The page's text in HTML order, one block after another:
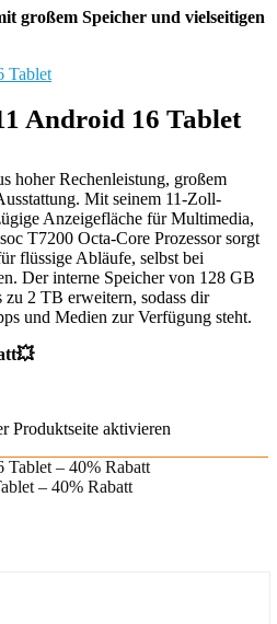
großem Speicher und vielseitigen
Android 16 Tablet
hoher Rechenleistung, großem
Mit seinem 11-Zoll-
Anzeigefläche für Multimedia,
T7200 Octa-Core Prozessor sorgt
flüssige Abläufe, selbst bei
Der interne Speicher von 128 GB
2 TB erweitern, sodass dir
und Medien zur Verfügung steht.
Produktseite aktivieren
– 40% Rabatt